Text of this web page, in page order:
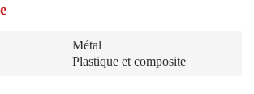
Métal
Plastique et composite